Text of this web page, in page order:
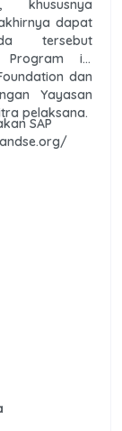
khususnya
dapat
tersebut
Program ini
dan
Yayasan
pelaksana.
SAP